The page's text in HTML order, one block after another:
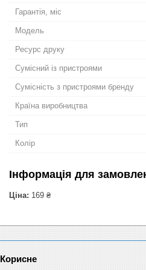
Гарантія, міс
Мoдель
Ресурс друку
Сумісний із пристроями
Сумісність з пристроями бренду
Країна виробництва
Тип
Колір
Інформація для
Ціна: 169 ₴
Корисне